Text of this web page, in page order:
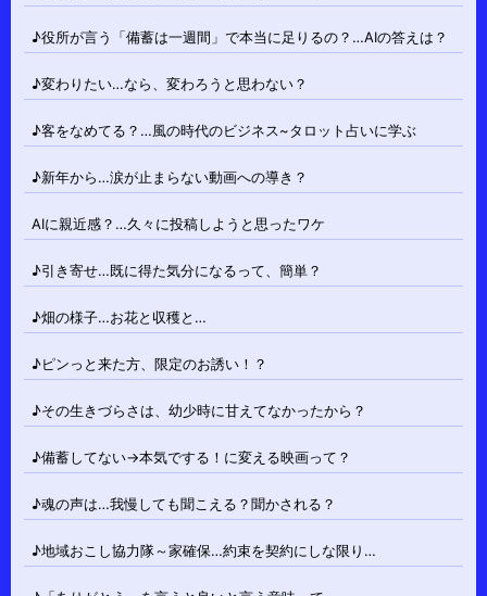
♪役所が言う「備蓄は一週間」で本当に足りるの？…AIの答えは？
♪変わりたい…なら、変わろうと思わない？
♪客をなめてる？…風の時代のビジネス~タロット占いに学ぶ
♪新年から…涙が止まらない動画への導き？
AIに親近感？…久々に投稿しようと思ったワケ
♪引き寄せ…既に得た気分になるって、簡単？
♪畑の様子…お花と収穫と…
♪ピンっと来た方、限定のお誘い！？
♪その生きづらさは、幼少時に甘えてなかったから？
♪備蓄してない→本気でする！に変える映画って？
♪魂の声は…我慢しても聞こえる？聞かされる？
♪地域おこし協力隊～家確保…約束を契約にしな限り…